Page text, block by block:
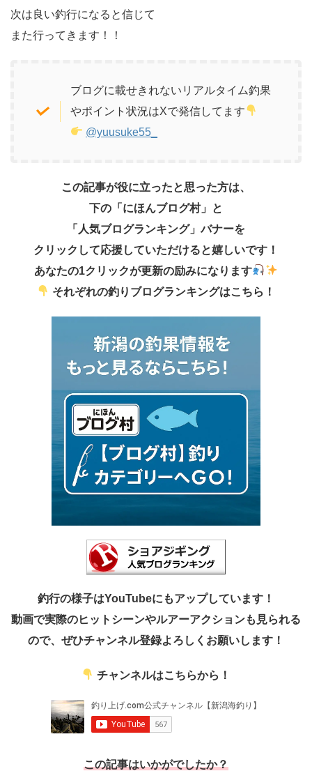
次は良い釣行になると信じて
また行ってきます！！
ブログに載せきれないリアルタイム釣果
やポイント状況はXで発信してます
@yuusuke55_
この記事が役に立ったと思った方は、
下の「にほんブログ村」と
「人気ブログランキング」バナーを
クリックして応援していただけると嬉しいです！
あなたの1クリックが更新の励みになります
それぞれの釣りブログランキングはこちら！
釣行の様子はYouTubeにもアップしています！
動画で実際のヒットシーンやルアーアクションも見られる
ので、ぜひチャンネル登録よろしくお願いします！
チャンネルはこちらから！
この記事はいかがでしたか？